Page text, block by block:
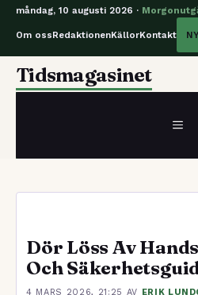
måndag, 10 augusti 2026 ·
Om ossRedaktionenKällorKontakt
Hoppa
Tidsmagasinet
Dör Löss Av
Och
4 MARS 2026, 21:25 AV ERIK